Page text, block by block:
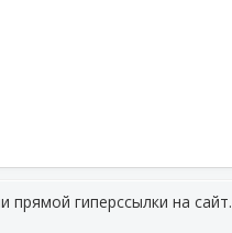
прямой гиперссылки на сайт.